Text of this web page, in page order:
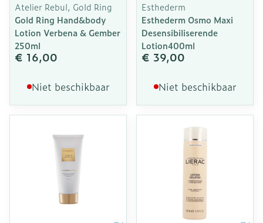
Atelier Rebul, Gold Ring
Gold Ring Hand&body
Lotion Verbena & Gember
250ml
€ 16,00
Niet beschikbaar
Esthederm
Esthederm Osmo Maxi
Desensibiliserende
Lotion400ml
€ 39,00
Niet beschikbaar